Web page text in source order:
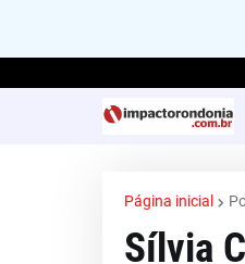
Página inicial
Sílvia